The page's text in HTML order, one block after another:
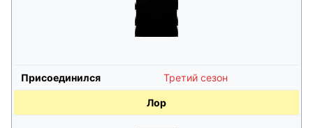
Присоединился Третий сезон
Лор